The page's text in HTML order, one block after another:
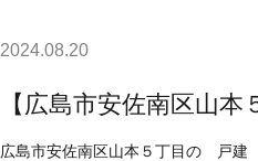
2024.08.20
【広島市安佐南区山
広島市安佐南区山本５丁目の 戸建 の査定依頼をいただきました